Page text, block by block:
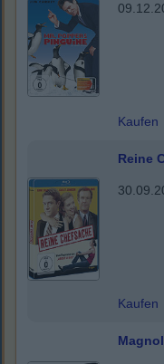
Kaufen
Reine
Kaufen